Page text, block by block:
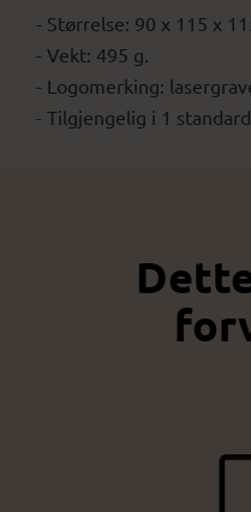
- Størrelse: 90 x 115 x
- Vekt: 495 g.
- Logomerking:
- Tilgjengelig i 1